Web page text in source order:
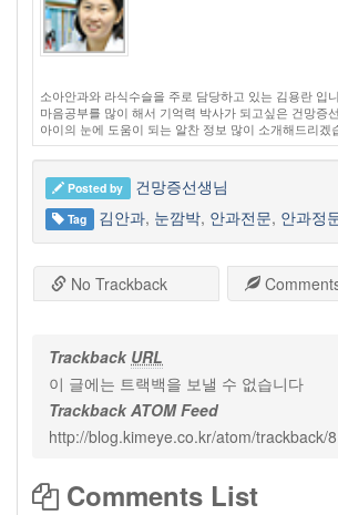
소아안과와 라식수슬을 주로 담당하고 있는 김용란 입
마음공부를 많이 해서 기억력 박사가 되고싶은 건망증
아이의 눈에 도움이 되는 알찬 정보 많이 소개해드리겠
Posted by 건망증선생님
Tag 김안과, 눈깜박, 안과전문, 안과정
No Trackback
Trackback URL
이 글에는 트랙백을 보낼 수 없습니다
Trackback ATOM Feed
http://blog.kimeye.co.kr/atom/trackback/8
Comments List